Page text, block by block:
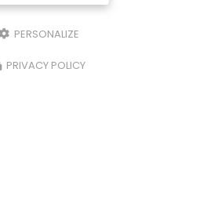
PERSONALIZE
PRIVACY POLICY